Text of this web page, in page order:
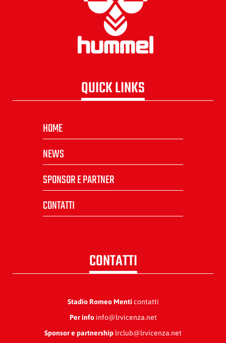
QUICK LINKS
HOME
NEWS
SPONSOR E PARTNER
CONTATTI
CONTATTI
Stadio Romeo Menti contatti
Per infoinfo@lrvicenza.net
Sponsor e partnership lrclub@lrvicenza.net